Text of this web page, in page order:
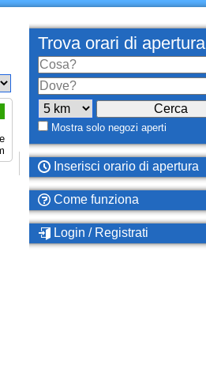
Trova orari di apertura
Mostra solo negozi aperti
Inserisci orario di apertura
Come funziona
Login / Registrati